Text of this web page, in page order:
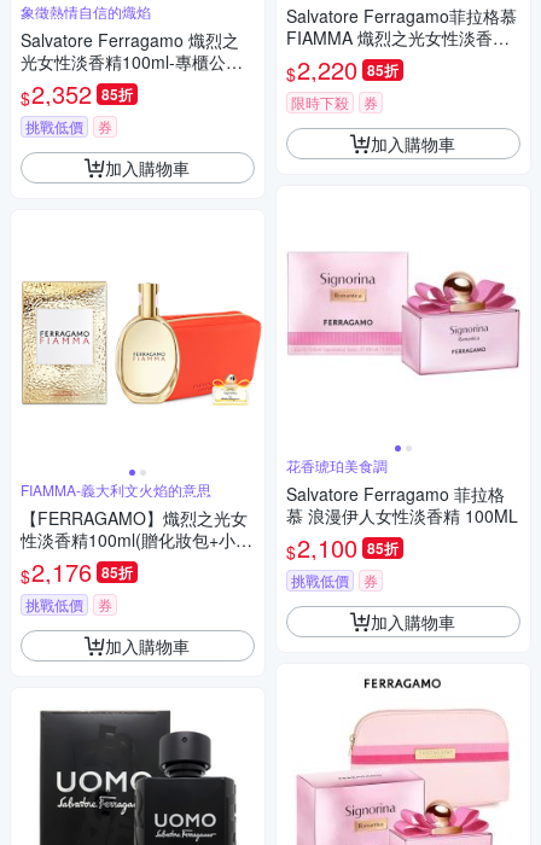
象徵熱情自信的熾焰
Salvatore Ferragamo 熾烈之
光女性淡香精100ml-專櫃公司
貨
$2,352 85折
挑戰低價 券
加入購物車
FIAMMA-義大利文火焰的意思
【FERRAGAMO】熾烈之光女
性淡香精100ml(贈化妝包+小香
x1)
$2,176 85折
挑戰低價 券
加入購物車
Salvatore Ferragamo菲拉格慕
FIAMMA 熾烈之光女性淡香精1
00ml
$2,220 85折
限時下殺 券
加入購物車
花香琥珀美食調
Salvatore Ferragamo 菲拉格
慕 浪漫伊人女性淡香精 100ML
$2,100 85折
挑戰低價 券
加入購物車